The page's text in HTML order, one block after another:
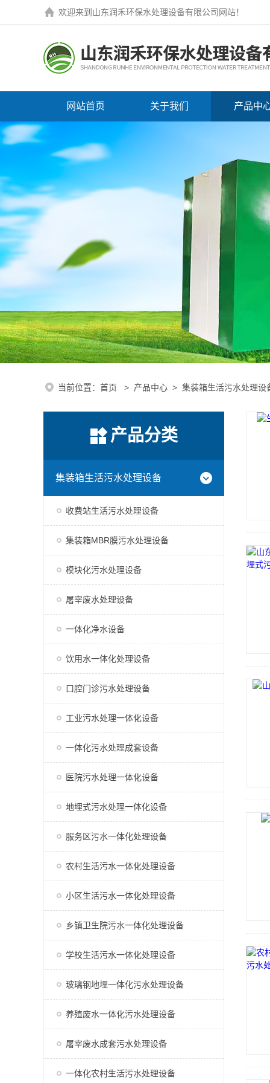
欢迎来到 山东润禾环保水处理设备有限公司网站！
网站首页 关于我们 产品中
当前位置： 首页 > 产品中心 > 集装箱生活污水处理设
产品分类
集装箱生活污水处理设备
收费站生活污水处理设备
集装箱MBR膜污水处理设备
模块化污水处理设备
屠宰废水处理设备
一体化净水设备
饮用水一体化处理设备
口腔门诊污水处理设备
工业污水处理一体化设备
一体化污水处理成套设备
医院污水处理一体化设备
地埋式污水处理一体化设备
服务区污水一体化处理设备
农村生活污水一体化处理设备
小区生活污水一体化处理设备
乡镇卫生院污水一体化处理设备
学校生活污水一体化处理设备
玻璃钢地埋一体化污水处理设备
养殖废水一体化污水处理设备
屠宰废水成套污水处理设备
一体化农村生活污水处理设备